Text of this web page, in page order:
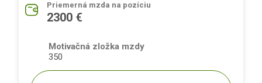
Priemerná mzda na pozíciu
2300 €
Motivačná zložka mzdy
350